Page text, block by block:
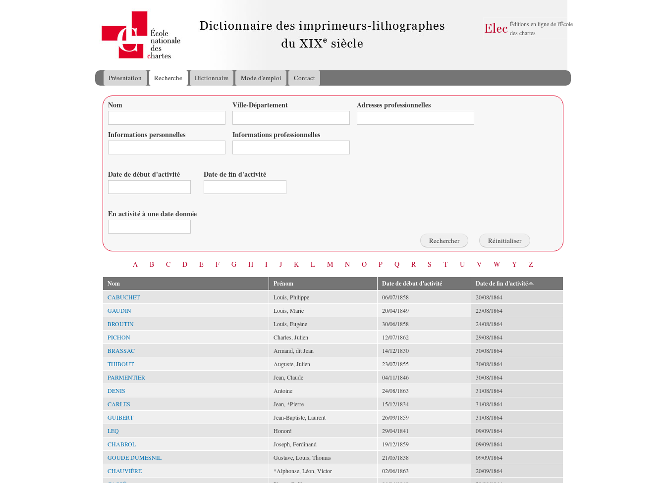
principal
Éditions en ligne de l'École
des chartes
Menu principal
Présentation Recherche Dictionnaire Mode d'emploi Contact
Vous êtes ici
Nom Ville-Département Adresses professionnelles
Informations personnelles Informations professionnelles
Date de début d'activité Date de fin d'activité
En activité à une date donnée
A B C D E F G H I J K L M N O P Q R S T U V W Y Z
Nom Prénom Date de début d'activité Date de fin d'activité
CABUCHET Louis, Philippe 06/07/1858
20/08/1864
GAUDIN
Louis, Marie 20/04/1849
23/08/1864
BROUTIN
Louis, Eugène 30/06/1858
24/08/1864
PICHON
Charles, Julien 12/07/1862
29/08/1864
BRASSAC
Armand, dit Jean 14/12/1830
30/08/1864
THIBOUT
Auguste, Julien 23/07/1855
30/08/1864
PARMENTIER
Jean, Claude 04/11/1846
30/08/1864
DENIS
Antoine 24/08/1863
31/08/1864
CARLES
Jean, *Pierre 15/12/1834
31/08/1864
GUIBERT
Jean-Baptiste, Laurent 26/09/1859
31/08/1864
LEQ
Honoré 29/04/1841
09/09/1864
CHABROL
Joseph, Ferdinand 19/12/1859
09/09/1864
GOUDE DUMESNIL
Gustave, Louis, Thomas 21/05/1838
09/09/1864
CHAUVIÈRE
*Alphonse, Léon, Victor 02/06/1863
20/09/1864